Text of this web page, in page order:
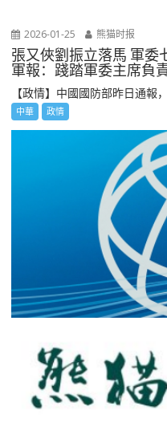
2026-01-25 熊猫时报
張又俠劉振立落馬 軍委
軍報：踐踏軍委主席負
【政情】中國國防部昨日通報
中華 政情